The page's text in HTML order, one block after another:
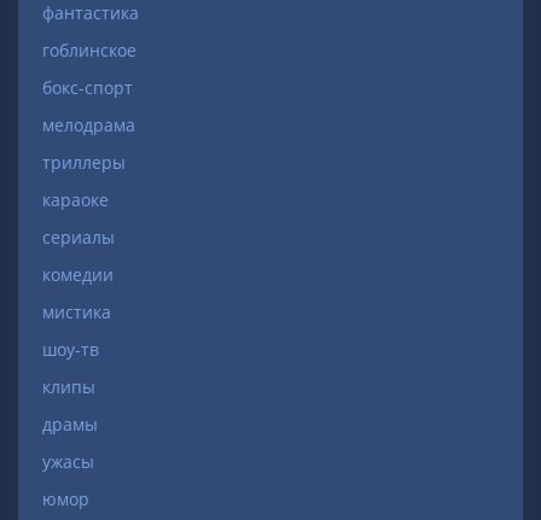
фантастика
гоблинское
бокс-спорт
мелодрама
триллеры
караоке
сериалы
комедии
мистика
шоу-тв
клипы
драмы
ужасы
юмор